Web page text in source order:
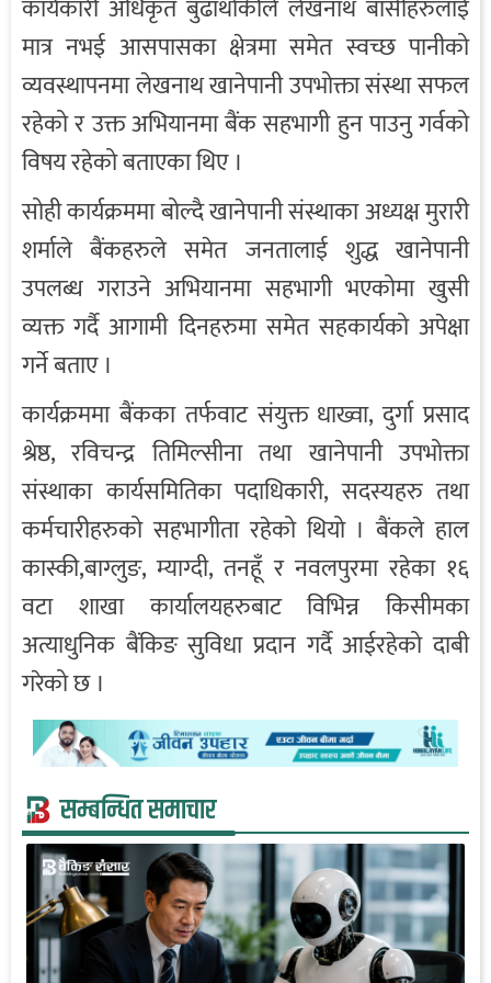
कार्यकारी अधिकृत बुढाथोकीले लेखनाथ बासीहरुलाई
मात्र नभई आसपासका क्षेत्रमा समेत स्वच्छ पानीको
व्यवस्थापनमा लेखनाथ खानेपानी उपभोक्ता संस्था सफल
रहेको र उक्त अभियानमा बैंक सहभागी हुन पाउनु गर्वको
विषय रहेको बताएका थिए ।
सोही कार्यक्रममा बोल्दै खानेपानी संस्थाका अध्यक्ष मुरारी
शर्माले बैंकहरुले समेत जनतालाई शुद्ध खानेपानी
उपलब्ध गराउने अभियानमा सहभागी भएकोमा खुसी
व्यक्त गर्दै आगामी दिनहरुमा समेत सहकार्यको अपेक्षा
गर्ने बताए ।
कार्यक्रममा बैंकका तर्फवाट संयुक्त धाख्वा, दुर्गा प्रसाद
श्रेष्ठ, रविचन्द्र तिमिल्सीना तथा खानेपानी उपभोक्ता
संस्थाका कार्यसमितिका पदाधिकारी, सदस्यहरु तथा
कर्मचारीहरुको सहभागीता रहेको थियो । बैंकले हाल
कास्की,बाग्लुङ, म्याग्दी, तनहूँ र नवलपुरमा रहेका १६
वटा शाखा कार्यालयहरुबाट विभिन्न किसीमका
अत्याधुनिक बैंकिङ सुविधा प्रदान गर्दै आईरहेको दाबी
गरेको छ ।
सम्बन्धित समाचार